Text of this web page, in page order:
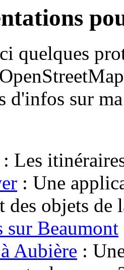
quelques
d'infos sur
: Les
: Une
des objets de
sur Beaumont
Aubière :